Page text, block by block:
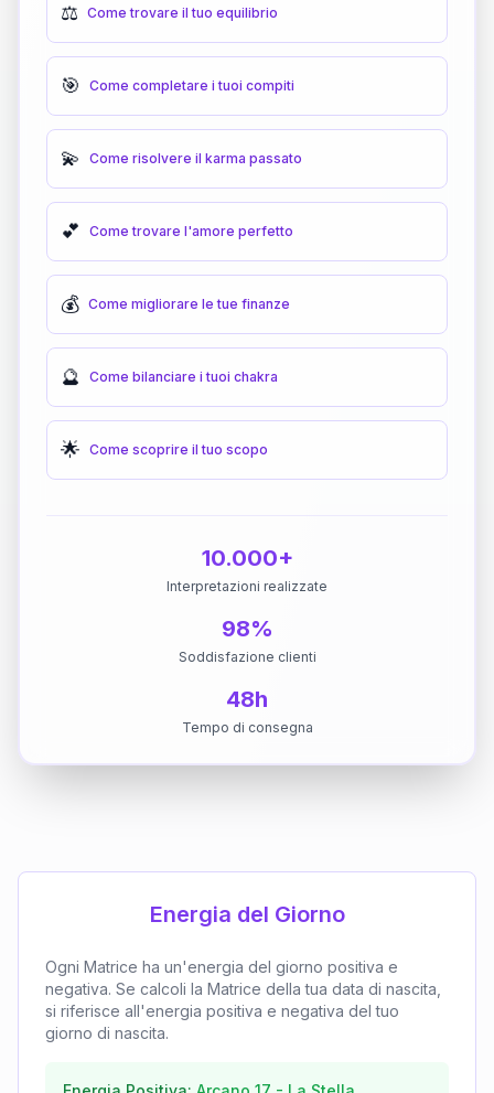
⚖️ Come trovare il tuo equilibrio
🎯 Come completare i tuoi compiti
💫 Come risolvere il karma passato
💕 Come trovare l'amore perfetto
💰 Come migliorare le tue finanze
🔮 Come bilanciare i tuoi chakra
🌟 Come scoprire il tuo scopo
10.000+
Interpretazioni realizzate
98%
Soddisfazione clienti
48h
Tempo di consegna
Energia del Giorno
Ogni Matrice ha un'energia del giorno positiva e
negativa. Se calcoli la Matrice della tua data di nascita,
si riferisce all'energia positiva e negativa del tuo
giorno di nascita.